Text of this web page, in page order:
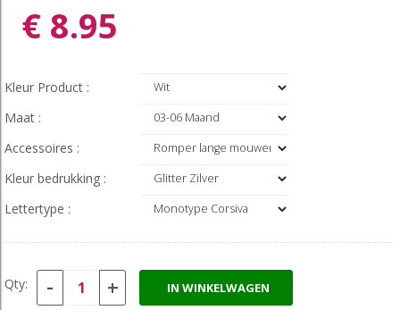
€ 8.95
Kleur Product :
Maat :
Accessoires :
Kleur bedrukking :
Lettertype :
Qty: - + IN WINKELWAGEN